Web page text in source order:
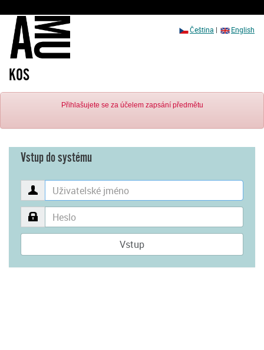
KOS
Čeština | English
Přihlašujete se za účelem zapsání předmětu
Vstup do systému